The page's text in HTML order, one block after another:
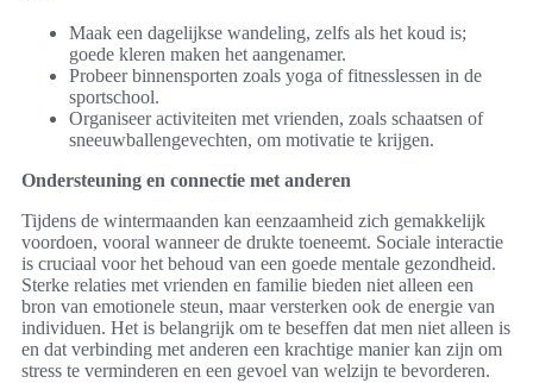
Maak een dagelijkse wandeling, zelfs als het koud is;
goede kleren maken het aangenamer.
Probeer binnensporten zoals yoga of fitnesslessen in de
sportschool.
Organiseer activiteiten met vrienden, zoals schaatsen of
sneeuwballengevechten, om motivatie te krijgen.
Ondersteuning en connectie met anderen
Tijdens de wintermaanden kan eenzaamheid zich gemakkelijk
voordoen, vooral wanneer de drukte toeneemt. Sociale interactie
is cruciaal voor het behoud van een goede mentale gezondheid.
Sterke relaties met vrienden en familie bieden niet alleen een
bron van emotionele steun, maar versterken ook de energie van
individuen. Het is belangrijk om te beseffen dat men niet alleen is
en dat verbinding met anderen een krachtige manier kan zijn om
stress te verminderen en een gevoel van welzijn te bevorderen.